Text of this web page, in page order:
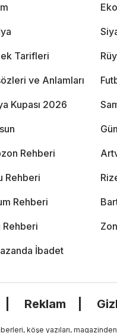
Tarifleri
ve Anlamları
Kupası 2026
Rehberi
Rehberi
Rehberi
Rehberi
İbadet
Reklam
köşe yazıları,